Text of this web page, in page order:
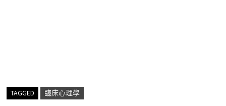
TAGGED 臨床心理學